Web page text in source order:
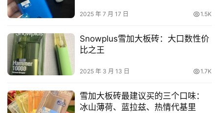
2025 年 7 月 17 日 1.5K
Snowplus雪加大板砖：大口数性价
比之王
2025 年 3 月 13 日 1.7K
雪加大板砖最建议买的三个口味：
冰山薄荷、蓝拉兹、热情代基里